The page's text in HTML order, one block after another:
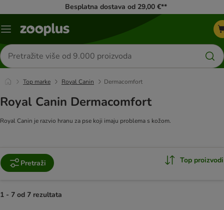
Besplatna dostava od 29,00 €**
Izbornik
Traži
proizvode
Top marke Royal Canin Dermacomfort
Royal Canin Dermacomfort
Royal Canin je razvio hranu za pse koji imaju problema s kožom.
Pretraži Top proizvodi
1 - 7 od 7 rezultata